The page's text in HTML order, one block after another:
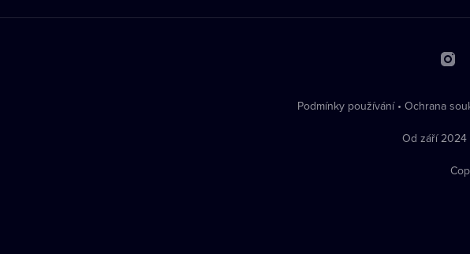
Podmínky používání • Ochrana
Od září 2024